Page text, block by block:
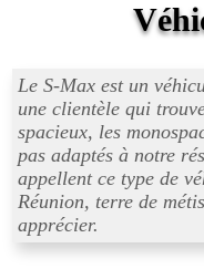
Le S-Max est un
une clientèle qui
spacieux, les
pas adaptés à notre
appellent ce type de
Réunion, terre de
apprécier.